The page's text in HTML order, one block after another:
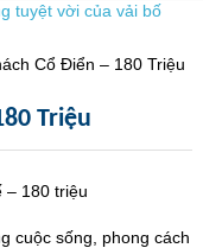
vời của vải bố
Cổ Điển – 180 Triệu
Triệu
– 180 triệu
cuộc sống, phong cách